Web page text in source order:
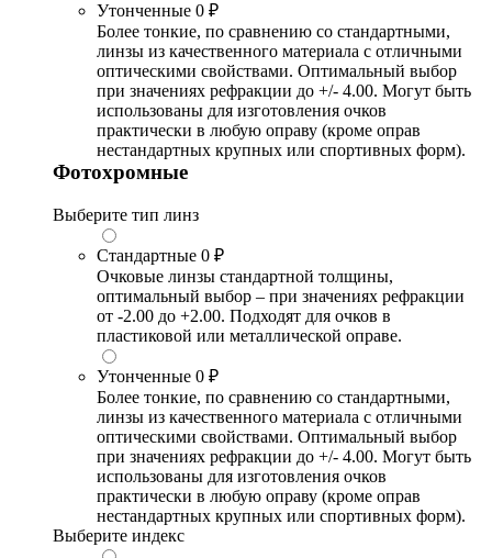
Утонченные 0 ₽
Более тонкие, по сравнению со стандартными,
линзы из качественного материала с отличными
оптическими свойствами. Оптимальный выбор
при значениях рефракции до +/- 4.00. Могут быть
использованы для изготовления очков
практически в любую оправу (кроме оправ
нестандартных крупных или спортивных форм).
Фотохромные
Выберите тип линз
Стандартные 0 ₽
Очковые линзы стандартной толщины,
оптимальный выбор – при значениях рефракции
от -2.00 до +2.00. Подходят для очков в
пластиковой или металлической оправе.
Утонченные 0 ₽
Более тонкие, по сравнению со стандартными,
линзы из качественного материала с отличными
оптическими свойствами. Оптимальный выбор
при значениях рефракции до +/- 4.00. Могут быть
использованы для изготовления очков
практически в любую оправу (кроме оправ
нестандартных крупных или спортивных форм).
Выберите индекс